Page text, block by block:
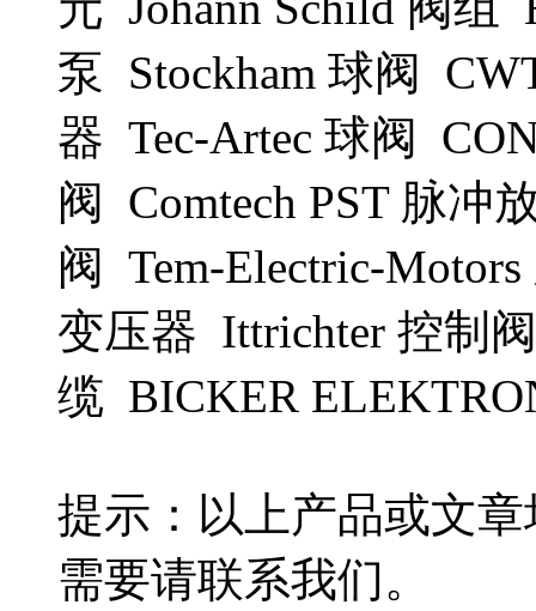
泵 Stockham 球阀
器 Tec-Artec 球阀
阀 Comtech PST 脉冲
阀 Tem-Electric-
变压器 Ittrichter 控制
缆 BICKER
提示：以上产品或文
需要请联系我们。